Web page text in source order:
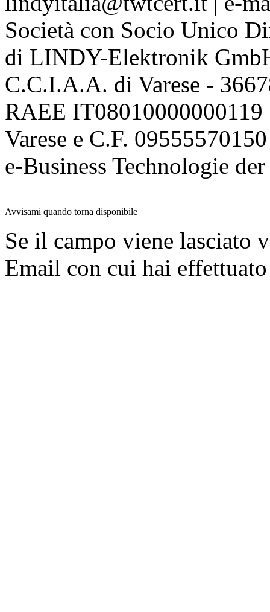
Società con Socio Unico
di LINDY-Elektronik
C.C.I.A.A. di Varese -
RAEE
Varese e C.F. 09555570150
e-Business Technologie
Avvisami quando torna disponibile
Se il campo viene lasciato
Email con cui hai